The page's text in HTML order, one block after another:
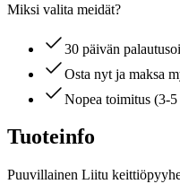
Miksi valita meidät?
30 päivän
Osta nyt ja maksa
Nopea toimitus (3-
Tuoteinfo
Puuvillainen Liitu